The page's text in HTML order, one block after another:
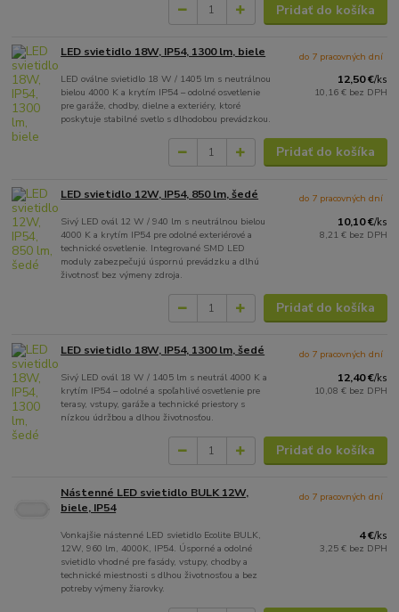
Pridať do košíka
LED svietidlo 18W, IP54, 1300 lm, biele
LED oválne svietidlo 18 W / 1405 lm s neutrálnou
bielou 4000 K a krytím IP54 – odolné osvetlenie
pre garáže, chodby, dielne a exteriéry, ktoré
poskytuje stabilné svetlo s dlhodobou prevádzkou.
12,50 €/ks
10,16 € bez DPH
do 7 pracovných dní
Pridať do košíka
LED svietidlo 12W, IP54, 850 lm, šedé
Sivý LED ovál 12 W / 940 lm s neutrálnou bielou
4000 K a krytím IP54 pre odolné exteriérové a
technické osvetlenie. Integrované SMD LED
moduly zabezpečujú úspornú prevádzku a dlhú
životnosť bez výmeny zdroja.
10,10 €/ks
8,21 € bez DPH
do 7 pracovných dní
Pridať do košíka
LED svietidlo 18W, IP54, 1300 lm, šedé
Sivý LED ovál 18 W / 1405 lm s neutrál 4000 K a
krytím IP54 – odolné a spoľahlivé osvetlenie pre
terasy, vstupy, garáže a technické priestory s
nízkou údržbou a dlhou životnosťou.
12,40 €/ks
10,08 € bez DPH
do 7 pracovných dní
Pridať do košíka
Nástenné LED svietidlo BULK 12W,
biele, IP54
Vonkajšie nástenné LED svietidlo Ecolite BULK,
12W, 960 lm, 4000K, IP54. Úsporné a odolné
svietidlo vhodné pre fasády, vstupy, chodby a
technické miestnosti s dlhou životnosťou a bez
potreby výmeny žiarovky.
4 €/ks
3,25 € bez DPH
do 7 pracovných dní